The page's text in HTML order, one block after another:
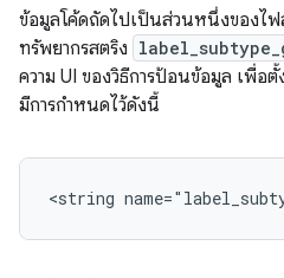
ข้อมูลโค้ดถัดไปเป็นส่วนหนึ่งของไ
ทรัพยากรสตริง
ความ UI ของวิธีการป้อนข้อมูล เพื่อ
มีการกำหนดไว้ดังนี้
<string